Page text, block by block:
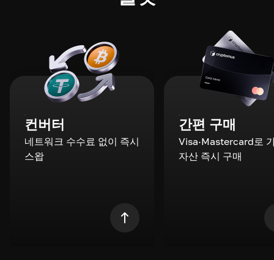
컨버터
네트워크 수수료 없이 즉시
스왑
간편 구매
Visa·Mastercard로
자산 즉시 구매